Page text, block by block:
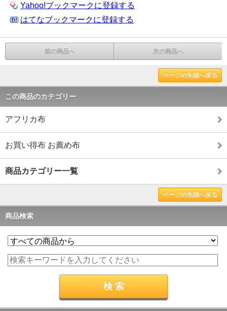
Yahoo!ブックマークに登録する
はてなブックマークに登録する
前の商品へ 次の商品へ
ページの先頭へ戻る
この商品のカテゴリー
アフリカ布
お買い得布 お薦め布
商品カテゴリー一覧
ページの先頭へ戻る
商品検索